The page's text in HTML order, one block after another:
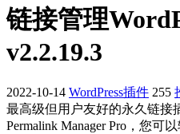
链接管理
v2.2.19.3
2022-10-14 WordPress插件 255
最高级但用户友好的永久链接
Permalink Manager Pro，您可